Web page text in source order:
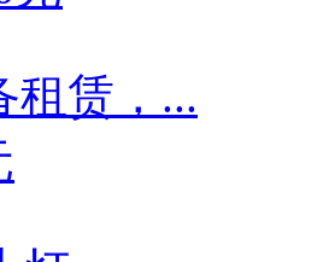
元
租赁，...